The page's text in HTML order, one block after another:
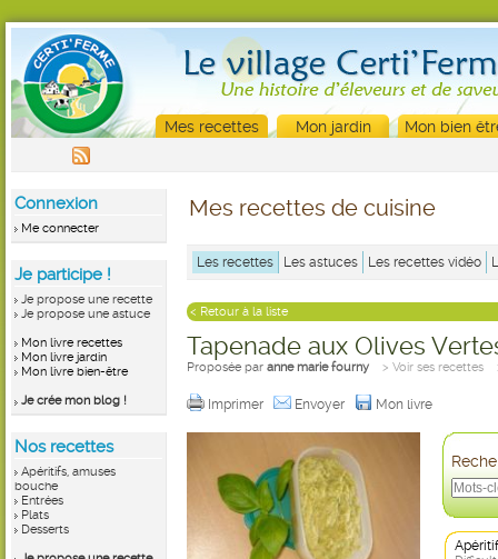
Mes recettes Mon jardin Mon bien
Connexion
Me connecter
Je participe !
Je propose une recette
Je propose une astuce
Mon livre recettes
Mon livre jardin
Mon livre bien-être
Je crée mon blog !
Nos recettes
Apéritifs, amuses
bouche
Entrées
Plats
Desserts
Mes recettes de cuisine
Les recettes Les astuces Les recettes vidéo
< Retour à la liste
Tapenade aux Olives
Proposée par anne marie fourny > Voir ses recettes
Imprimer Envoyer Mon livre